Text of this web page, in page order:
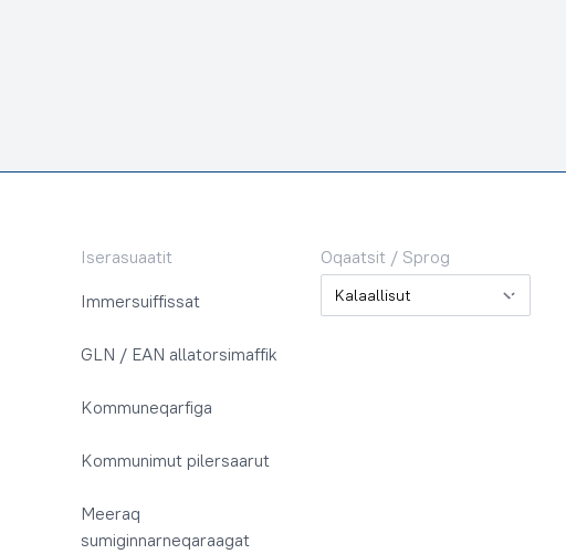
Iserasuaatit
Immersuiffissat
GLN / EAN allatorsimaffik
Kommuneqarfiga
Kommunimut pilersaarut
Meeraq
sumiginnarneqaraagat
Oqaatsit / Sprog
Oqaatsit / Sprog